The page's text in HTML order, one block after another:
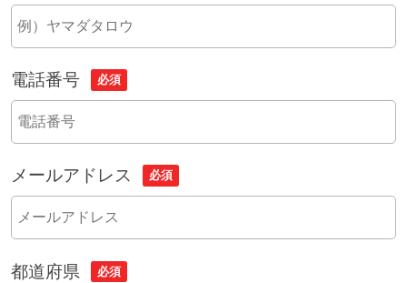
電話番号 必須
メールアドレス 必須
都道府県 必須